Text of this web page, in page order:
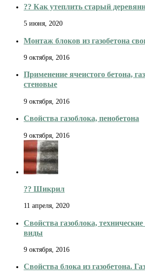
??️ Как утеплить старый
5 июня, 2020
Монтаж блоков из газобетона
9 октября, 2016
Применение ячеистого бетона,
стеновые
9 октября, 2016
Свойства газоблока, пенобетона
9 октября, 2016
?️? Шикрил
11 апреля, 2020
Свойства газоблока,
виды
9 октября, 2016
Свойства блока из газобетона.